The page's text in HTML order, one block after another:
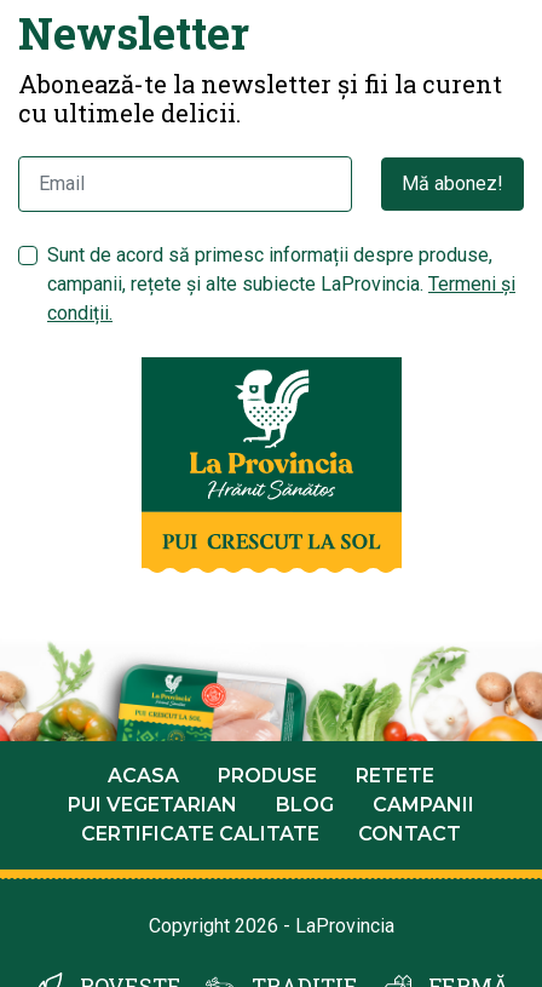
Newsletter
Abonează-te la newsletter și fii la curent
cu ultimele delicii.
Mă abonez!
Sunt de acord să primesc informații despre produse,
campanii, rețete și alte subiecte LaProvincia. Termeni și
condiții.
ACASA PRODUSE
RETETE
PUI VEGETARIAN
BLOG
CAMPANII
CERTIFICATE CALITATE
CONTACT
Copyright 2026 - LaProvincia